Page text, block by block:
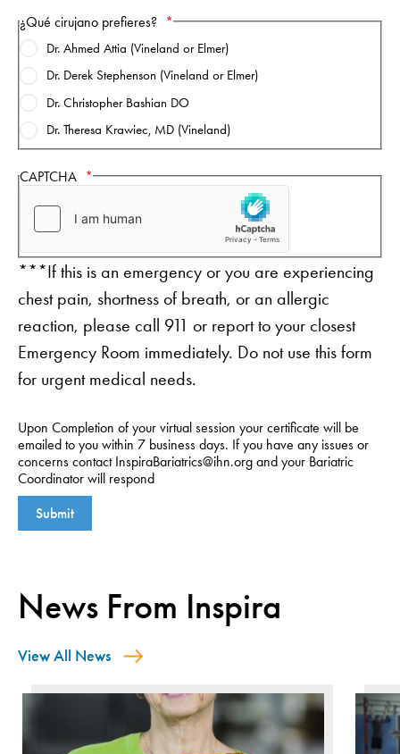
¿Qué cirujano prefieres?
Dr. Ahmed Attia (Vineland or Elmer)
Dr. Derek Stephenson (Vineland or Elmer)
Dr. Christopher Bashian DO
Dr. Theresa Krawiec, MD (Vineland)
CAPTCHA
***If this is an emergency or you are experiencing
chest pain, shortness of breath, or an allergic
reaction, please call 911 or report to your closest
Emergency Room immediately. Do not use this form
for urgent medical needs.
Upon Completion of your virtual session your certificate will be
emailed to you within 7 business days. If you have any issues or
concerns contact InspiraBariatrics@ihn.org and your Bariatric
Coordinator will respond
News From Inspira
View All News